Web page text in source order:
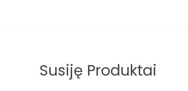
Susiję Produktai